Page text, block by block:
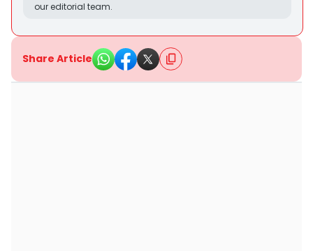
our editorial team.
Share Article